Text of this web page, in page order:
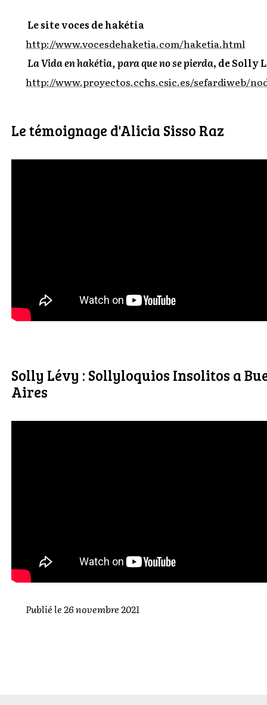
Le site voces de hakétia
http://www.vocesdehaketia.com/haketia.html
La Vida en hakétia, para que no se pierda, de Solly
http://www.proyectos.cchs.csic.es/sefardiweb/
Le témoignage d'Alicia Sisso Raz
Solly Lévy : Sollyloquios Insolitos a
Aires
Publié le26 novembre 2021